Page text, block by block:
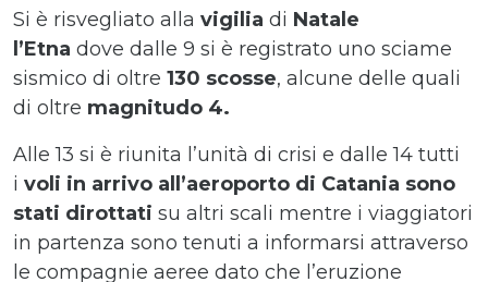
Si è risvegliato alla vigilia di Natale
l’Etna dove dalle 9 si è registrato uno sciame
sismico di oltre 130 scosse, alcune delle quali
di oltre magnitudo 4.
Alle 13 si è riunita l’unità di crisi e dalle 14 tutti
i voli in arrivo all’aeroporto di Catania sono
stati dirottati su altri scali mentre i viaggiatori
in partenza sono tenuti a informarsi attraverso
le compagnie aeree dato che l’eruzione